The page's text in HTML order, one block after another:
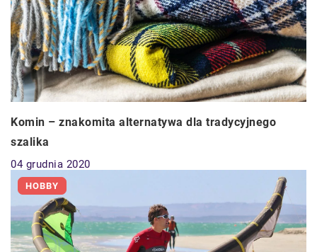
Komin – znakomita alternatywa dla tradycyjnego
szalika
04 grudnia 2020
HOBBY